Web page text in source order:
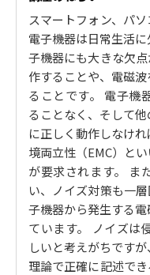
り方 / 電源・アー
ース／電源装置の
ド／プラスチック
3. ノイズに強いアナ
電源およびアース
／電源アースとの
ズ対策 / オペアン
ナログ・デジタル
コンバータの補助
4. ノイズに強いディ
ディジタル回路と
主な特性／ディジ
ピーダンスとスパ
スマートフォン、パ
電子機器は日常生活
子機器にも大きな欠
作することや、電磁
ることです。 電子機
ることなく、そして
に正しく動作しなけ
境両立性（EMC）と
が要求されます。 ま
い、ノイズ対策も一
子機器から発生する
ています。 ノイズは
しいと考えがちです
理論で正確に記述で